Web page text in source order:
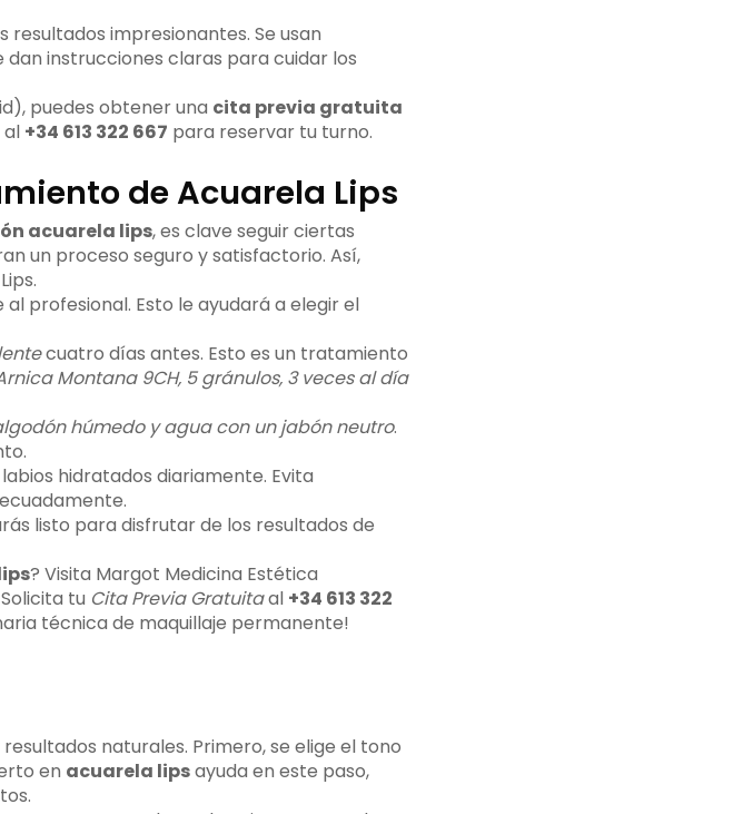
impresionantes. Se usan
instrucciones claras para cuidar los
puedes obtener una cita previa gratuita
al +34 613 322 667 para reservar tu turno.
de Acuarela Lips
acuarela lips, es clave seguir ciertas
un proceso seguro y satisfactorio. Así,
profesional. Esto le ayudará a elegir el
cuatro días antes. Esto es un tratamiento
Montana 9CH, 5 gránulos, 3 veces al día
húmedo y agua con un jabón neutro.
hidratados diariamente. Evita
listo para disfrutar de los resultados de
? Visita Margot Medicina Estética
tu Cita Previa Gratuitaal +34 613 322
técnica de maquillaje permanente!
naturales. Primero, se elige el tono
en acuarela lipsayuda en este paso,